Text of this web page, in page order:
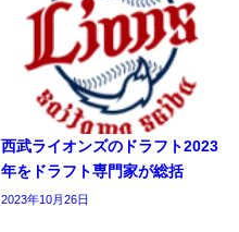
西武ライオンズのドラフト2023
年をドラフト専門家が総括
2023年10月26日